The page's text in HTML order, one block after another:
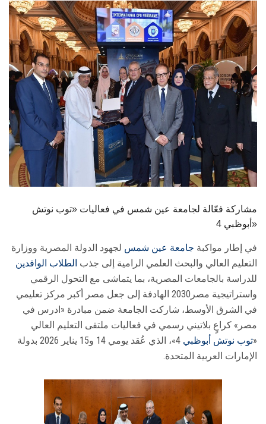
الطلاب
هيئة التدريس
الدراسات العليا
الخريجين
الموظفون
الزائـرون
مشاركة فعّالة لجامعة عين شمس في فعاليات «توب نوتش
أبوظبي 4»
في إطار مواكبة جامعة عين شمس لجهود الدولة المصرية ووزارة
التعليم العالي والبحث العلمي الرامية إلى جذب الطلاب الوافدين
للدراسة بالجامعات المصرية، بما يتماشى مع التحول الرقمي
واستراتيجية مصر2030 الهادفة إلى جعل مصر أكبر مركز تعليمي
في الشرق الأوسط، شاركت الجامعة ضمن مبادرة «ادرس في
مصر» كراعٍ بلاتيني رسمي في فعاليات ملتقى التعليم العالي
«توب نوتش أبوظبي
4»، الذي عُقد يومي 14 و15 يناير 2026 بدولة
الإمارات العربية المتحدة.